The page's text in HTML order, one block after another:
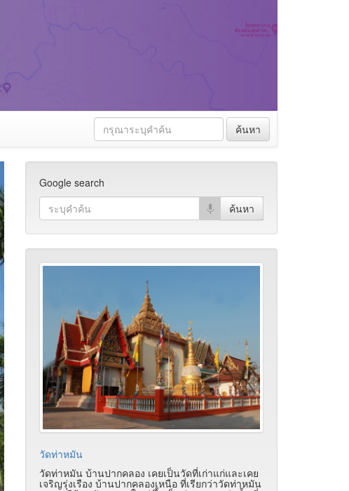
ค้นหา
Google search
วัดท่าหมัน
วัดท่าหมัน บ้านปากคลอง เคยเป็นวัดที่เก่าแก่และเคย
เจริญรุ่งเรือง บ้านปากคลองเหนือ ที่เรียกว่าวัดท่าหมัน